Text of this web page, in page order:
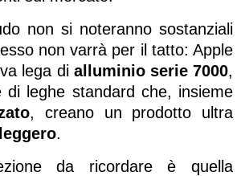
non si noteranno sostanziali
non varrà per il tatto: Apple
lega di alluminio serie 7000,
leghe standard che, insieme
, creano un prodotto ultra
.
da ricordare è quella